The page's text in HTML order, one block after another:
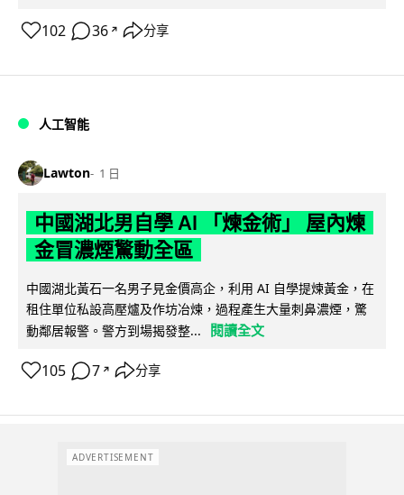
102 36 ↗ 分享
人工智能
Lawton 1 日
中國湖北男自學 AI 「煉金術」 屋內煉
金冒濃煙驚動全區
中國湖北黃石一名男子見金價高企，利用 AI 自學提煉黃金，在
租住單位私設高壓爐及作坊冶煉，過程產生大量刺鼻濃煙，驚
動鄰居報警。警方到場揭發整...
閱讀全文
105 7 ↗ 分享
ADVERTISEMENT